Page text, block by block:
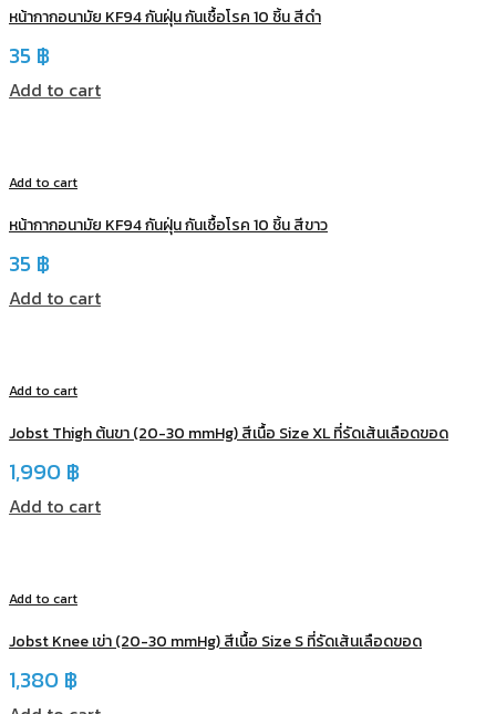
หน้ากากอนามัย KF94 กันฝุ่น กันเชื้อโรค 10 ชิ้น สีดำ
35 ฿
Add to cart
Add to cart
หน้ากากอนามัย KF94 กันฝุ่น กันเชื้อโรค 10 ชิ้น สีขาว
35 ฿
Add to cart
Add to cart
Jobst Thigh ต้นขา (20-30 mmHg) สีเนื้อ Size XL ที่รัดเส้นเลือดขอด
1,990 ฿
Add to cart
Add to cart
Jobst Knee เข่า (20-30 mmHg) สีเนื้อ Size S ที่รัดเส้นเลือดขอด
1,380 ฿